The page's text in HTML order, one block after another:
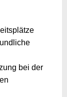
bei der